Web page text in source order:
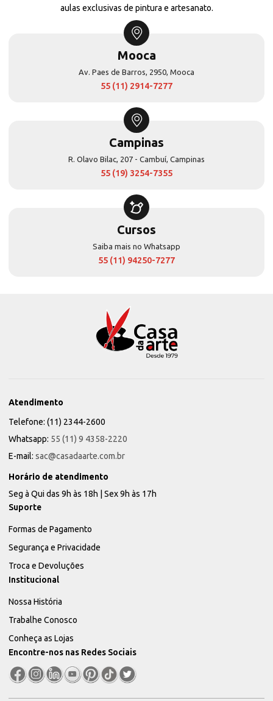
aulas exclusivas de pintura e artesanato.
Mooca
Av. Paes de Barros, 2950, Mooca
55 (11) 2914-7277
Campinas
R. Olavo Bilac, 207 - Cambuí, Campinas
55 (19) 3254-7355
Cursos
Saiba mais no Whatsapp
55 (11) 94250-7277
Atendimento
Telefone: (11) 2344-2600
Whatsapp: 55 (11) 9 4358-2220
E-mail: sac@casadaarte.com.br
Horário de atendimento
Seg à Qui das 9h às 18h | Sex 9h às 17h
Suporte
Formas de Pagamento
Segurança e Privacidade
Troca e Devoluções
Institucional
Nossa História
Trabalhe Conosco
Conheça as Lojas
Encontre-nos nas Redes Sociais